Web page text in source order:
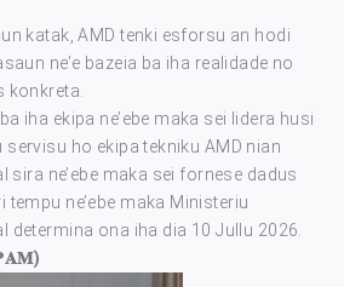
katak, AMD tenki esforsu an hodi
ne’e bazeia ba iha realidade no
konkreta.
iha ekipa ne’ebe maka sei lidera husi
servisu ho ekipa tekniku AMD nian
sira ne’ebe maka sei fornese dadus
ne’ebe maka Ministeriu
determina ona iha dia 10 Jullu 2026.